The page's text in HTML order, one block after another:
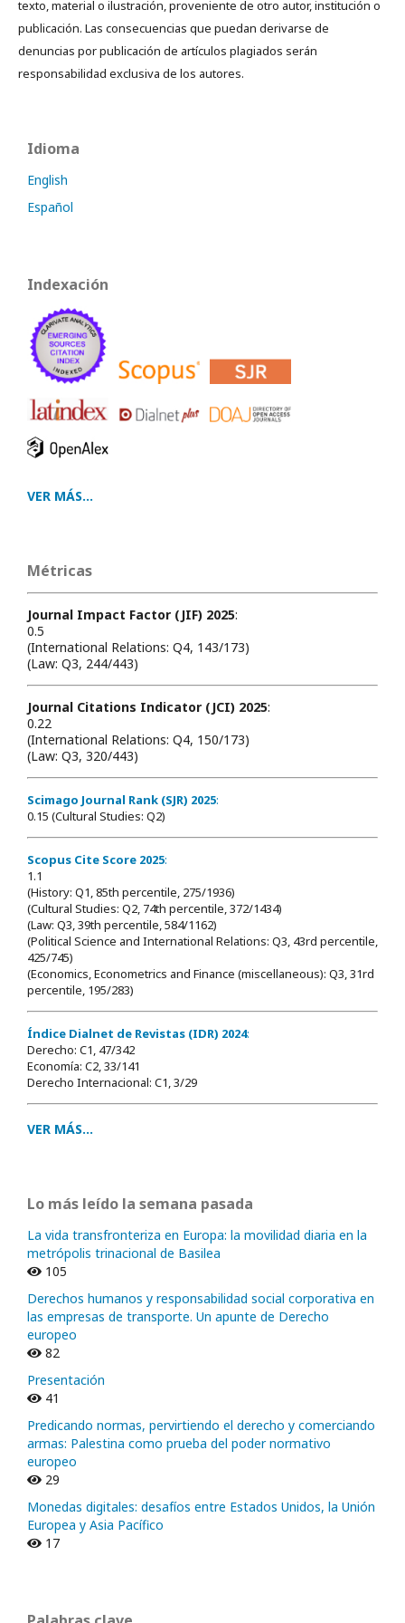
texto, material o ilustración, proveniente de otro autor, institución o
publicación. Las consecuencias que puedan derivarse de
denuncias por publicación de artículos plagiados serán
responsabilidad exclusiva de los autores.
Idioma
English
Español
Indexación
VER MÁS...
Métricas
Journal Impact Factor (JIF) 2025:
0.5
(International Relations: Q4, 143/173)
(Law: Q3, 244/443)
Journal Citations Indicator (JCI) 2025:
0.22
(International Relations: Q4, 150/173)
(Law: Q3, 320/443)
Scimago Journal Rank (SJR) 2025:
0.15 (Cultural Studies: Q2)
Scopus Cite Score 2025:
1.1
(History: Q1, 85th percentile, 275/1936)
(Cultural Studies: Q2, 74th percentile, 372/1434)
(Law: Q3, 39th percentile, 584/1162)
(Political Science and International Relations: Q3, 43rd percentile,
425/745)
(Economics, Econometrics and Finance (miscellaneous): Q3, 31rd
percentile, 195/283)
Índice Dialnet de Revistas (IDR) 2024:
Derecho: C1, 47/342
Economía: C2, 33/141
Derecho Internacional: C1, 3/29
VER MÁS...
Lo más leído la semana pasada
La vida transfronteriza en Europa: la movilidad diaria en la
metrópolis trinacional de Basilea
105
Derechos humanos y responsabilidad social corporativa en
las empresas de transporte. Un apunte de Derecho
europeo
82
Presentación
41
Predicando normas, pervirtiendo el derecho y comerciando
armas: Palestina como prueba del poder normativo
europeo
29
Monedas digitales: desafíos entre Estados Unidos, la Unión
Europea y Asia Pacífico
17